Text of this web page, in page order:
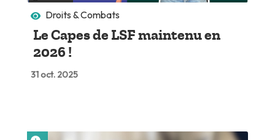
Droits & Combats
Le Capes de LSF maintenu en
2026 !
31 oct. 2025